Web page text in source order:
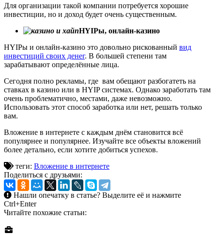
Для организации такой компании потребуется хорошие
инвестиции, но и доход будет очень существенным.
HYIPы, онлайн-казино
HYIPы и онлайн-казино это довольно рискованный вид
инвестиций своих денег. В большей степени там
зарабатывают определённые лица.
Сегодня полно рекламы, где вам обещают разбогатеть на
ставках в казино или в HYIP системах. Однако заработать там
очень проблематично, местами, даже невозможно.
Использовать этот способ заработка или нет, решать только
вам.
Вложение в интернете с каждым днём становится всё
популярнее и популярнее. Изучайте все объекты вложений
более детально, если хотите добиться успехов.
теги: Вложение в интернете
Поделиться с друзьями:
Нашли опечатку в статье? Выделите её и нажмите
Ctrl+Enter
Читайте похожие статьи: